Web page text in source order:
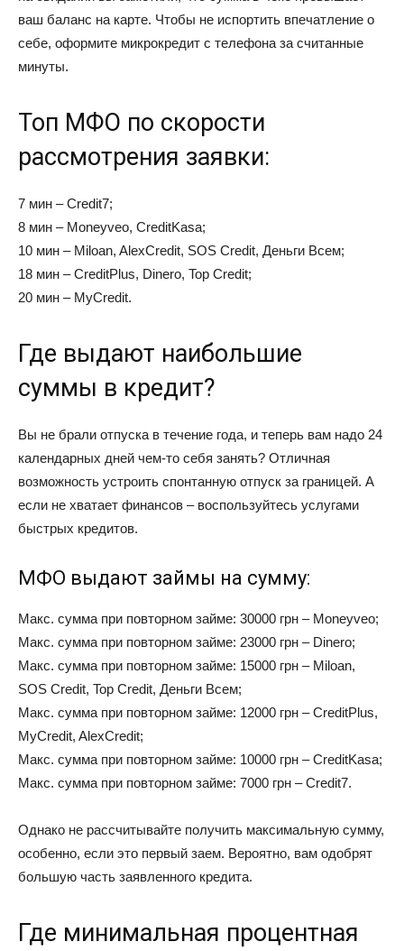
ваш баланс на карте. Чтобы не испортить впечатление о
себе, оформите микрокредит с телефона за считанные
минуты.
Топ МФО по скорости
рассмотрения заявки:
7 мин – Credit7;
8 мин – Moneyveo, CreditKasa;
10 мин – Miloan, AlexCredit, SOS Credit, Деньги Всем;
18 мин – CreditPlus, Dinero, Top Credit;
20 мин – MyCredit.
Где выдают наибольшие
суммы в кредит?
Вы не брали отпуска в течение года, и теперь вам надо 24
календарных дней чем-то себя занять? Отличная
возможность устроить спонтанную отпуск за границей. А
если не хватает финансов – воспользуйтесь услугами
быстрых кредитов.
МФО выдают займы на сумму:
Макс. сумма при повторном займе: 30000 грн – Moneyveo;
Макс. сумма при повторном займе: 23000 грн – Dinero;
Макс. сумма при повторном займе: 15000 грн – Miloan,
SOS Credit, Top Credit, Деньги Всем;
Макс. сумма при повторном займе: 12000 грн – CreditPlus,
MyCredit, AlexCredit;
Макс. сумма при повторном займе: 10000 грн – CreditKasa;
Макс. сумма при повторном займе: 7000 грн – Credit7.
Однако не рассчитывайте получить максимальную сумму,
особенно, если это первый заем. Вероятно, вам одобрят
большую часть заявленного кредита.
Где минимальная процентная